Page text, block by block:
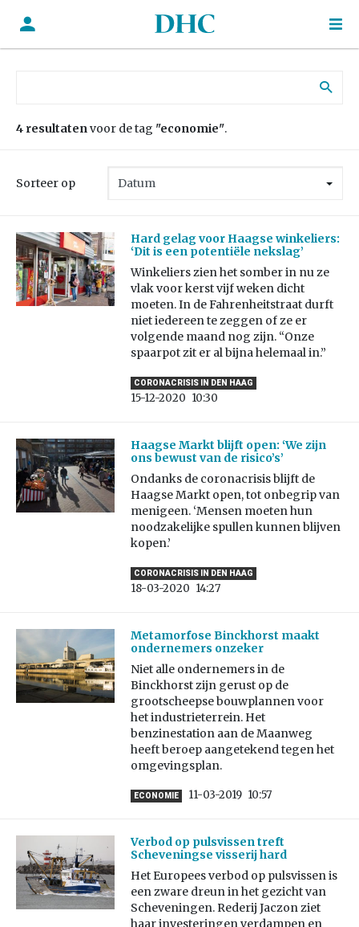
4 resultatenvoor de tag "economie".
Sorteer op
Hard gelag voor Haagse winkeliers:
‘Dit is een potentiële nekslag’
Winkeliers zien het somber in nu ze
vlak voor kerst vijf weken dicht
moeten. In de Fahrenheitstraat durft
niet iedereen te zeggen of ze er
volgende maand nog zijn. “Onze
spaarpot zit er al bijna helemaal in.”
CORONACRISIS IN DEN HAAG
15-12-2020 10:30
Haagse Markt blijft open: ‘We zijn
ons bewust van de risico’s’
Ondanks de coronacrisis blijft de
Haagse Markt open, tot onbegrip van
menigeen. ‘Mensen moeten hun
noodzakelijke spullen kunnen blijven
kopen.’
CORONACRISIS IN DEN HAAG
18-03-2020 14:27
Metamorfose Binckhorst maakt
ondernemers onzeker
Niet alle ondernemers in de
Binckhorst zijn gerust op de
grootscheepse bouwplannen voor
het industrieterrein. Het
benzinestation aan de Maanweg
heeft beroep aangetekend tegen het
omgevingsplan.
ECONOMIE 11-03-2019 10:57
Verbod op pulsvissen treft
Scheveningse visserij hard
Het Europees verbod op pulsvissen is
een zware dreun in het gezicht van
Scheveningen. Rederij Jaczon ziet
haar investeringen verdampen en